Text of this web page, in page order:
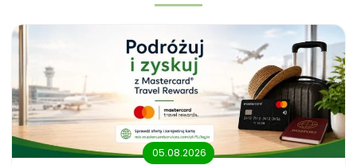
05.08.2026